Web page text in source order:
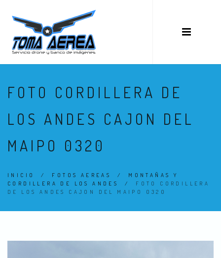
FOTO CORDILLERA DE
LOS ANDES CAJON DEL
MAIPO 0320
INICIO / FOTOS AEREAS / MONTAÑAS Y
CORDILLERA DE LOS ANDES
/ FOTO CORDILLERA
DE LOS ANDES CAJON DEL MAIPO 0320